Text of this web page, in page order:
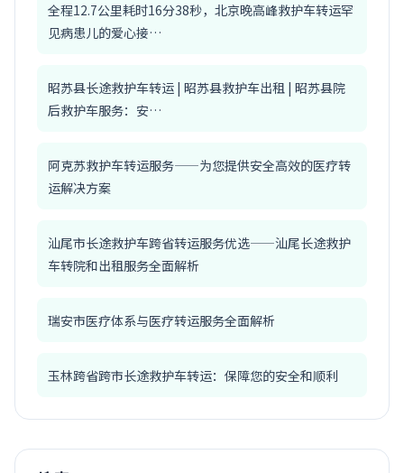
全程12.7公里耗时16分38秒，北京晚高峰救护车转运罕
见病患儿的爱心接…
昭苏县长途救护车转运 | 昭苏县救护车出租 | 昭苏县院
后救护车服务：安…
阿克苏救护车转运服务——为您提供安全高效的医疗转
运解决方案
汕尾市长途救护车跨省转运服务优选——汕尾长途救护
车转院和出租服务全面解析
瑞安市医疗体系与医疗转运服务全面解析
玉林跨省跨市长途救护车转运：保障您的安全和顺利